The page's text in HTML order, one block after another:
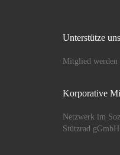
Unterstütze uns
Mitglied werden
Korporative
Netzwerk im
Stützrad gGmbH